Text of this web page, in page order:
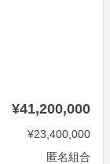
¥41,200,000
¥23,400,000
匿名組合